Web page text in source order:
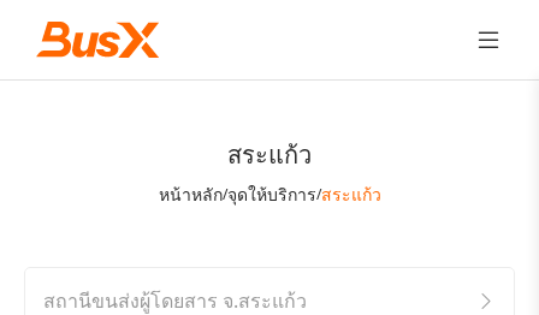
สระแก้ว
หน้าหลัก/จุดให้บริการ/สระแก้ว
สถานีขนส่งผู้โดยสาร จ.สระแก้ว